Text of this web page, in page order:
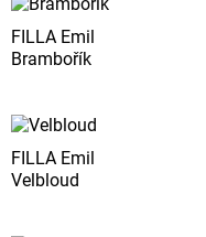
FILLA Emil
Brambořík
FILLA Emil
Velbloud